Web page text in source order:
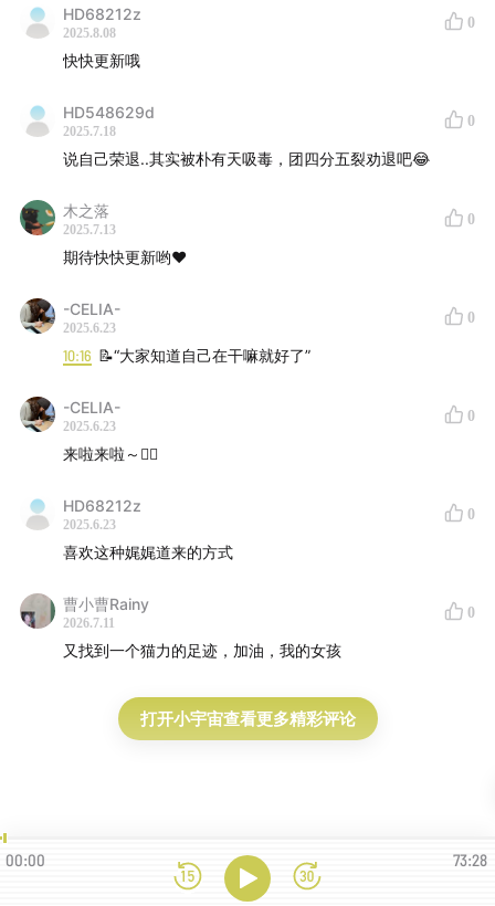
｜电台视觉｜ sun
《猫力电波》合作请联系maolimaoliwong@gmail.com
HD68212z
2025.8.08
0
快快更新哦
HD548629d
2025.7.18
0
说自己荣退..其实被朴有天吸毒，团四分五裂劝退吧😂
木之落
2025.7.13
0
期待快快更新哟❤️
-CELIA-
2025.6.23
0
10:16 📝“大家知道自己在干嘛就好了”
-CELIA-
2025.6.23
0
来啦来啦～👂🏻
HD68212z
2025.6.23
0
喜欢这种娓娓道来的方式
曹小曹Rainy
2026.7.11
0
又找到一个猫力的足迹，加油，我的女孩
打开小宇宙查看更多精彩评论
00:00 73:28